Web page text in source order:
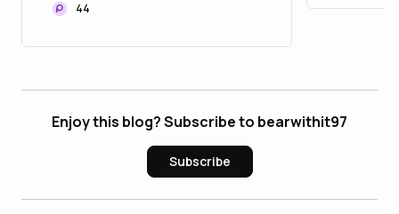
Recovery with JPYC
44
Enjoy this blog? Subscribe to bearwithit97
Subscribe